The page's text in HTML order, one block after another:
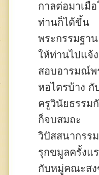
กาลต่อมาเมื่
ท่านก็ได้ขึ้น
พระกรรมฐา
ให้ท่านไปแจ้ง
สอบอารมณ์พ
หอไตรบ้าง กั
ครูวินัยธรรม
ก็จบสมถะ
วิปัสสนากรร
รุกขมูลครั้งแ
กับหมู่คณะสง